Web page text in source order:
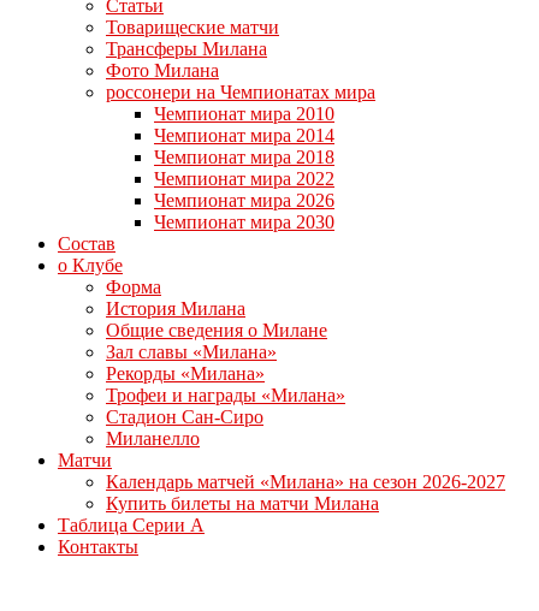
Статьи
Товарищеские матчи
Трансферы Милана
Фото Милана
россонери на Чемпионатах мира
Чемпионат мира 2010
Чемпионат мира 2014
Чемпионат мира 2018
Чемпионат мира 2022
Чемпионат мира 2026
Чемпионат мира 2030
Состав
о Клубе
Форма
История Милана
Общие сведения о Милане
Зал славы «Милана»
Рекорды «Милана»
Трофеи и награды «Милана»
Стадион Сан-Сиро
Миланелло
Матчи
Календарь матчей «Милана» на сезон 2026-2027
Купить билеты на матчи Милана
Таблица Серии А
Контакты